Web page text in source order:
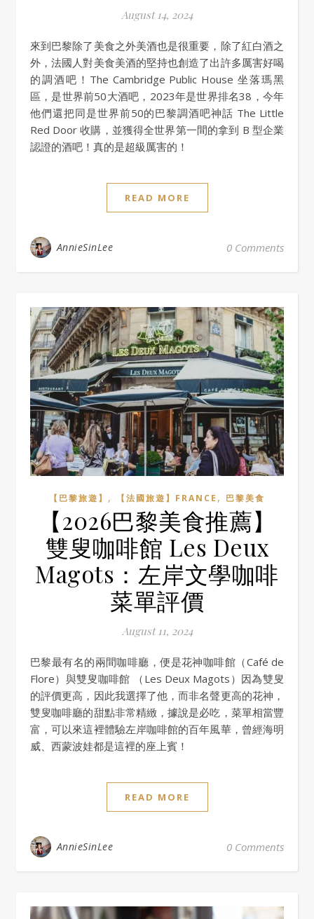
August 14, 2024
來到巴黎除了美食之外美酒也是很重要，除了紅白酒之
外，法國人對美食美酒的堅持也創造了出許多厲害好喝
的調酒吧！The Cambridge Public House 坐落瑪黑
區，是世界前50大酒吧，2023年是世界排名38，今年
他們還把同是世界前50的巴黎調酒吧神話 The Little
Red Door 收購，並獲得全世界第一間的拿到 B 型企業
認證的酒吧！真的是超級厲害的！
READ MORE
AnnieSinLee 0 Comments
【巴黎旅遊】 , 【法國旅遊】FRANCE , 巴黎美食
【2026巴黎美食推薦】
雙叟咖啡館 Les Deux
Magots：左岸文學咖啡
菜單評價
August 11, 2024
巴黎最有名的兩間咖啡廳，便是花神咖啡館（Café de
Flore）與雙叟咖啡館 （Les Deux Magots）因為雙叟
的評價更高，因此我選擇了他，而非名聲更高的花神，
雙叟咖啡廳的甜點非常精緻，據說是必吃，菜單相當豐
富，可以來這裡體驗左岸咖啡館的百年風華，曾經海明
威、西蒙波娃都是這裡的座上賓！
READ MORE
AnnieSinLee 0 Comments